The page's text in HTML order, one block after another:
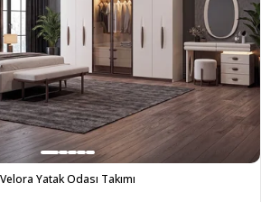
Velora Yatak Odası Takımı